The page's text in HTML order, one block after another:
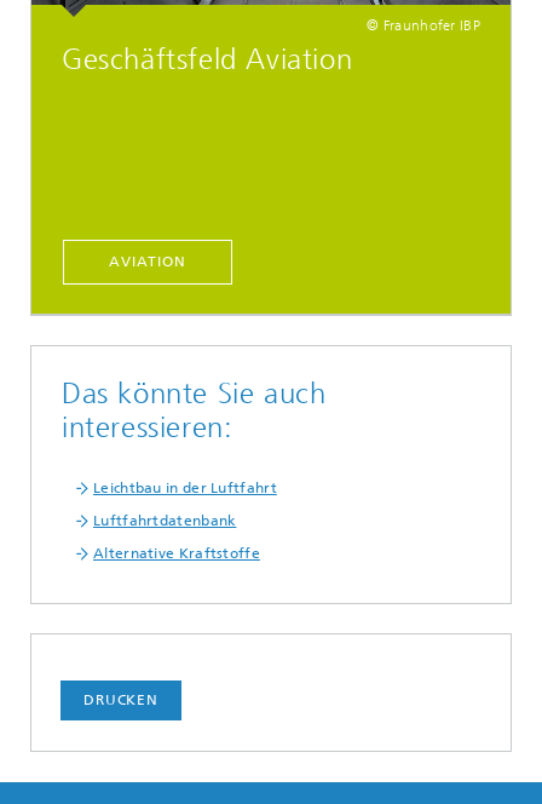
© Fraunhofer IBP
Geschäftsfeld Aviation
AVIATION
Das könnte Sie auch
interessieren:
Leichtbau in der Luftfahrt
Luftfahrtdatenbank
Alternative Kraftstoffe
DRUCKEN